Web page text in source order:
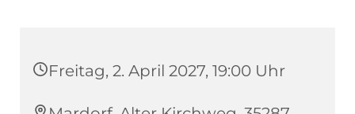
Freitag, 2. April 2027, 19:00 Uhr